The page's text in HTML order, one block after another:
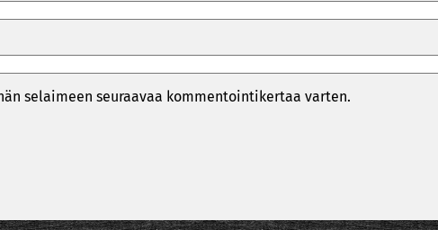
selaimeen seuraavaa kommentointikertaa varten.